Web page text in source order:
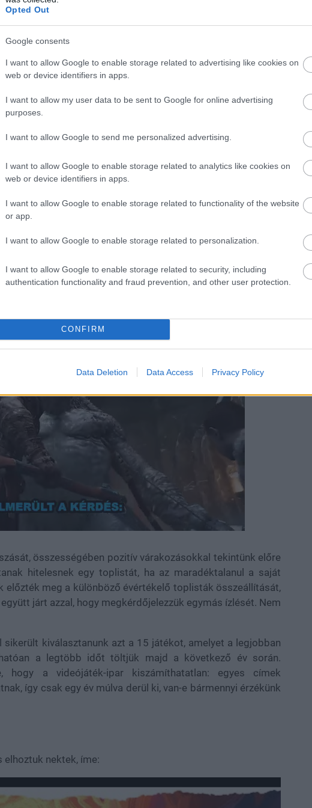
Opted Out
Google consents
I want to allow Google to enable storage related to advertising like cookies on
web or device identifiers in apps.
I want to allow my user data to be sent to Google for online advertising
purposes.
I want to allow Google to send me personalized advertising.
I want to allow Google to enable storage related to analytics like cookies on
web or device identifiers in apps.
I want to allow Google to enable storage related to functionality of the website
or app.
I want to allow Google to enable storage related to personalization.
I want to allow Google to enable storage related to security, including
authentication functionality and fraud prevention, and other user protection.
CONFIRM
Data Deletion Data Access Privacy Policy
várjuk a legjobban
várt játékainkat.
összességében pozitív várakozásokkal tekintünk előre
hitelesnek egy toplistát, ha az maradéktalanul a saját
előzték meg a különböző évértékelő toplisták összeállítását,
járt azzal, hogy megkérdőjelezzük egymás ízlését. Nem
kiválasztanunk azt a 15 játékot, amelyet a legjobban
a legtöbb időt töltjük majd a következő év során.
hogy a videójáték-ipar kiszámíthatatlan: egyes címek
így csak egy év múlva derül ki, van-e bármennyi érzékünk
nektek, íme: